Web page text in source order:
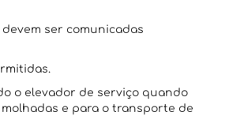
ser comunicadas
o elevador de serviço quando
e para o transporte de